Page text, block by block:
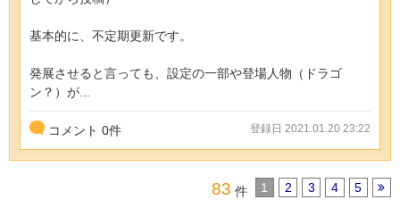
基本的に、不定期更新です。
発展させると言っても、設定の一部や登場人物（ドラゴ
ン？）が...
コメント 0件 登録日 2021.01.20 23:22
83 件 1 2 3 4 5